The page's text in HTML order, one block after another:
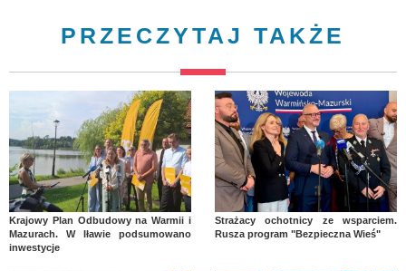
PRZECZYTAJ TAKŻE
Krajowy Plan Odbudowy na Warmii i
Mazurach. W Iławie podsumowano
inwestycje
Strażacy ochotnicy ze wsparciem.
Rusza program "Bezpieczna Wieś"